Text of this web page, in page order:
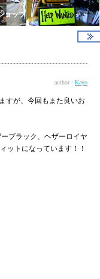
ョップ
author : Kayo
すが、今回もまた良いお
ブラック、ヘザーロイヤ
ットになっています！！